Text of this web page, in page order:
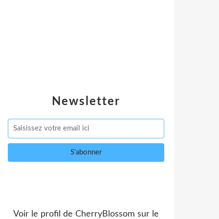
Newsletter
Voir le profil de CherryBlossom sur le